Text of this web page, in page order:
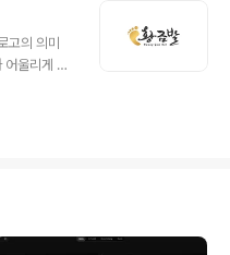
의 의미
울리게 황
형 프레임